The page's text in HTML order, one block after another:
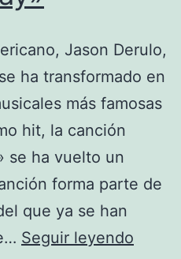
Jason Derulo,
ha transformado en
más famosas
hit, la canción
se ha vuelto un
forma parte de
que ya se han
Seguir leyendo